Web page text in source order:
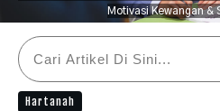
Motivasi Kewangan &
Hartanah